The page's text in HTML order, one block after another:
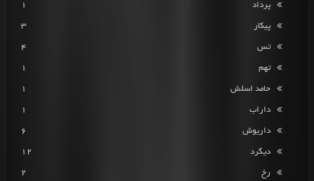
پرداد 1
پیکار 3
تس 4
تهم 1
حامد اسلش 1
داراب 1
داریوش 6
دیگرد 12
رخ 2